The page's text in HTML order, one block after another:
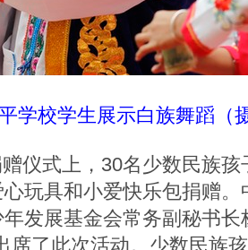
学校学生展示白族舞蹈 （
仪式上，30名少数民族
玩具和小爱快乐包捐赠
发展基金会常务副秘书
席了此次活动。少数民族